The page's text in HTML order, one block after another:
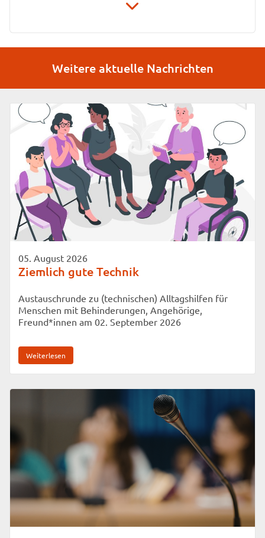
Stiftung Unionhilfswerk Berlin
Schwiebusser Straße 18
Zuständig für: Pressearbeit, Redaktion unseres
Magazins "Wir für Berlin"
Weitere aktuelle Nachrichten
05. August 2026
Ziemlich gute Technik
Austauschrunde zu (technischen) Alltagshilfen für
Menschen mit Behinderungen, Angehörige,
Freund*innen am 02. September 2026
Weiterlesen